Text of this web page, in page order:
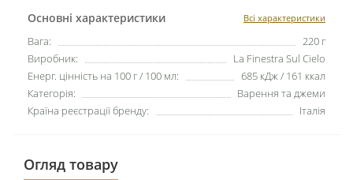
Основні характеристики Всі характеристики
Вага:
220 г
Виробник:
La Finestra Sul Cielo
Енерг. цінність на 100 г / 100 мл:
685 кДж / 161 ккал
Категорія:
Варення та джеми
Країна реєстрації бренду:
Італія
Огляд товару